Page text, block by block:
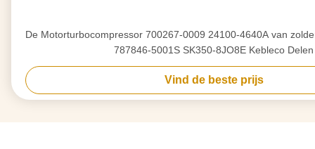
De Motorturbocompressor 700267-0009 24100-4640A van
787846-5001S SK350-8JO8E Kebleco Delen
Vind de beste prijs